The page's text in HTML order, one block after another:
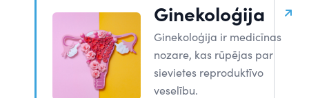
Ginekoloģija
Ginekoloģija ir medicīnas
nozare, kas rūpējas par
sievietes reproduktīvo
veselību.